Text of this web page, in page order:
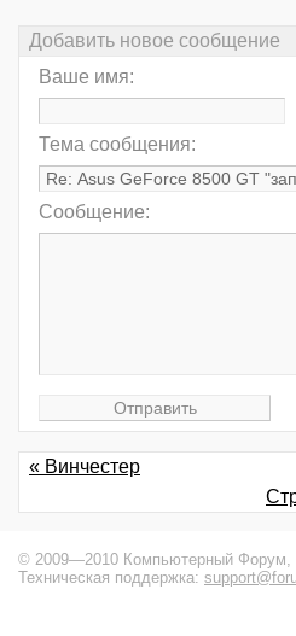
Добавить новое сообщение
Ваше имя:
Тема сообщения:
Сообщение:
« Винчестер
© 2009—2010 Компьютерный Форум,
Техническая поддержка: